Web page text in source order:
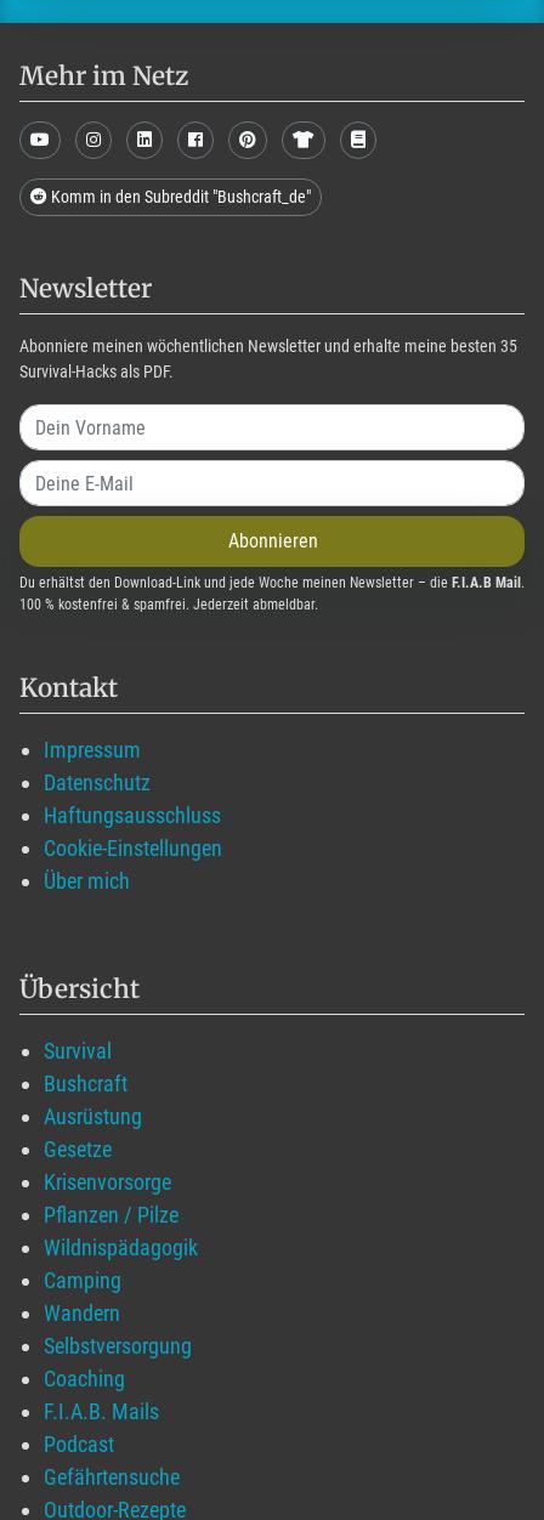
Mehr im Netz
Komm in den Subreddit "Bushcraft_de"
Newsletter
Abonniere meinen wöchentlichen Newsletter und erhalte meine besten 35
Survival-Hacks als PDF.
Abonnieren
Du erhältst den Download-Link und jede Woche meinen Newsletter – die F.I.A.B Mail .
100 % kostenfrei & spamfrei. Jederzeit abmeldbar.
Kontakt
Impressum
Datenschutz
Haftungsausschluss
Cookie-Einstellungen
Über mich
Übersicht
Survival
Bushcraft
Ausrüstung
Gesetze
Krisenvorsorge
Pflanzen / Pilze
Wildnispädagogik
Camping
Wandern
Selbstversorgung
Coaching
F.I.A.B. Mails
Podcast
Gefährtensuche
Outdoor-Rezepte